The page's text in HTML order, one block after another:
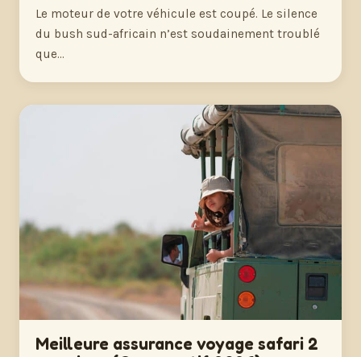
Le moteur de votre véhicule est coupé. Le silence
du bush sud-africain n’est soudainement troublé
que…
Meilleure assurance voyage safari 2